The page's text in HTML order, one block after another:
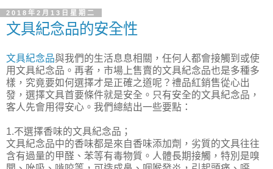
2018年2月13日星期二
文具紀念品的安全性
文具紀念品與我們的生活息息相關，任何人都會接觸到或使
用文具紀念品。再者，市場上售賣的文具紀念品也是多種多
樣，究竟要如何選擇才是正確之道呢？禮品紅銷售從心出
發，選擇文具首要條件就是安全。只有安全的文具紀念品，
客人先會用得安心。我們總結出一些要點：
1.不選擇香味的文具紀念品；
文具紀念品中的香味都是來自香味添加劑，劣質的文具往往
含有過量的甲醛、苯等有毒物質。人體長期接觸，特別是嗅